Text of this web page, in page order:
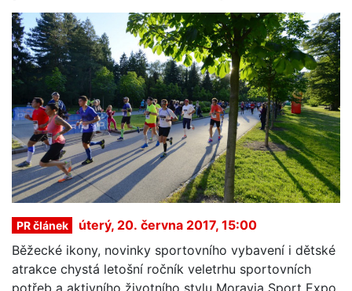
PR článek
úterý, 20. června 2017, 15:00
Běžecké ikony, novinky sportovního vybavení i dětské
atrakce chystá letošní ročník veletrhu sportovních
potřeb a aktivního životního stylu Moravia Sport Expo